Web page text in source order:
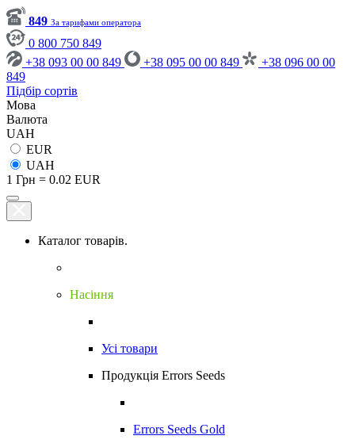
849 За тарифами оператора
0 800 750 849
+38 093 00 00 849
+38 095 00 00 849
+38 096 00 00
849
Підбір сортів
Мова
Валюта
UAH
EUR
UAH
1 Грн = 0.02 EUR
Каталог товарів.
Насіння
Усі товари
Продукція Errors Seeds
Errors Seeds Gold